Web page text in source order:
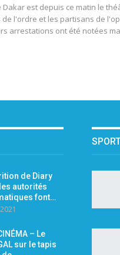
est depuis ce matin le
l'ordre et les partisans de
arrestations ont été notées
de Diary
autorités
font…
– Le
sur le tapis